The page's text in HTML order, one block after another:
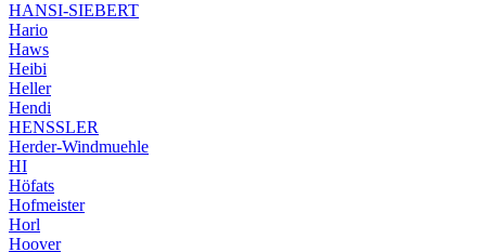
HANSI-SIEBERT
Hario
Haws
Heibi
Heller
Hendi
HENSSLER
Herder-Windmuehle
HI
Höfats
Hofmeister
Horl
Hoover